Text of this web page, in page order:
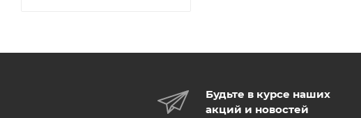
Будьте в курсе наших
акций и новостей